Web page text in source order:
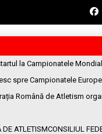
la Campionatele
spre Campionatele
Română de Atletism
DE ATLETISMCONSILIUL